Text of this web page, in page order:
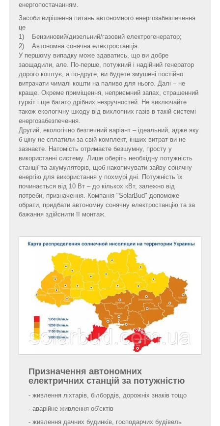
енергопостачанням.
Засоби вирішення питань автономного енергозабезпечення
це
1) Бензиновий/дизельний/газовий електрогенератор;
2) Автономна сонячна електростанція.
У першому випадку може здаватись, що ви добре
заощадили, але. По-перше, потужний і надійний генератор
дорого коштує, а по-друге, ви будете змушені постійно
витрачати чималі кошти на паливо для нього. Далі – не
краще. Окреме приміщення, неприємний запах, страшенний
гуркіт і ще багато дрібних незручностей. Не виключайте
також екологічну шкоду від вихлопних газів в такій системі
енергозабезпечення.
Другий, екологічно безпечний варіант – ідеальний, адже яку
б ціну не сплатили за свій комплект, інших витрат ви не
зазнаєте. Натомість отримаєте безшумну, просту у
використанні систему. Лише оберіть необхідну потужність
станції та акумуляторів, щоб накопичувати зайву сонячну
енергію для використання у похмурі дні. Потужність їх
починається від 10 Вт – до кількох кВт, залежно від
потреби, призначення. Компанія "SolarBud" допоможе
обрати, придбати автономну сонячну електростанцію та за
бажання здійснити її монтаж.
Призначення автономних
електричних станцій за потужністю
- живлення ліхтарів, білбордів, дорожніх знаків тощо
- аварійне живлення об’єктів
- живлення дачних будинків, господарчих будівель